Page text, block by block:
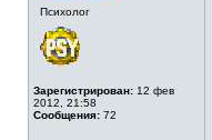
Психолог
Зарегистрирован: 12 фев
2012, 21:58
Сообщения: 72